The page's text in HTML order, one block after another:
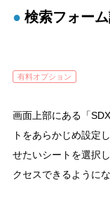
検索フォー
有料オプション
画面上部にある「
トをあらかじめ設定
せたいシートを選択
クセスできるようにな